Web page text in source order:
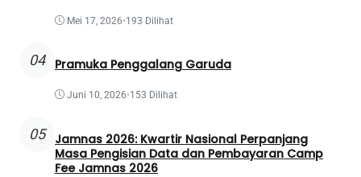
Mei 17, 2026•193 Dilihat
04 Pramuka Penggalang Garuda
Juni 10, 2026•153 Dilihat
05
Jamnas 2026: Kwartir Nasional Perpanjang
Masa Pengisian Data dan Pembayaran Camp
Fee Jamnas 2026